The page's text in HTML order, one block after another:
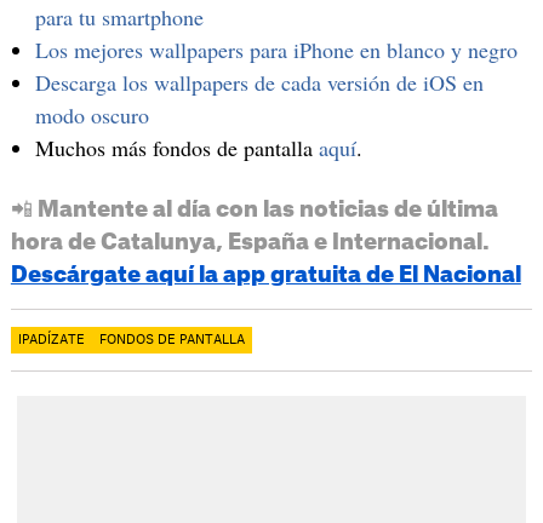
para tu smartphone
Los mejores wallpapers para iPhone en blanco y negro
Descarga los wallpapers de cada versión de iOS en
modo oscuro
Muchos más fondos de pantalla aquí.
📲 Mantente al día con las noticias de última
hora de Catalunya, España e Internacional.
Descárgate aquí la app gratuita de El Nacional
IPADÍZATE FONDOS DE PANTALLA